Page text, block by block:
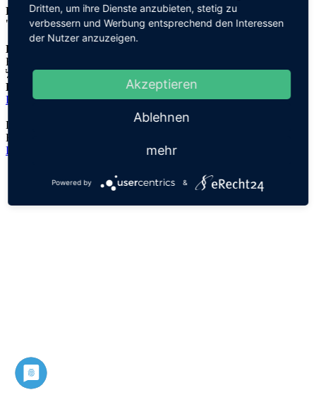
Bedeutung:
"Gott" + "schwören"
Herleitung:
Hebräisch,
Herkunftsname:
Elisheva
Der Namensursprung ist unklar, es handelt sich lediglich um eine
Hypothese!
Datenschutz
Dritten, um ihre Dienste anzubieten, stetig zu
verbessern und Werbung entsprechend den Interessen
der Nutzer anzuzeigen.
Akzeptieren
Ablehnen
mehr
Powered by &